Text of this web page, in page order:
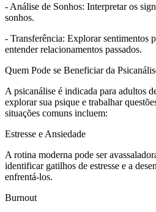
- Análise de Sonhos: Interpretar os
sonhos.
- Transferência: Explorar sentimentos
entender relacionamentos passados.
Quem Pode se Beneficiar da
A psicanálise é indicada para adultos
explorar sua psique e trabalhar
situações comuns incluem:
Estresse e Ansiedade
A rotina moderna pode ser
identificar gatilhos de estresse e a
enfrentá-los.
Burnout